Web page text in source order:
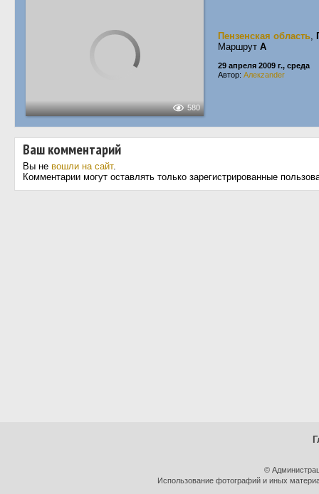
580
Пензенская область,
Маршрут А
29 апреля 2009 г., среда
Автор: Алекzander
Ваш комментарий
Вы не вошли на сайт.
Комментарии могут оставлять только зарегистрированные
©
Использование фотографий и иных